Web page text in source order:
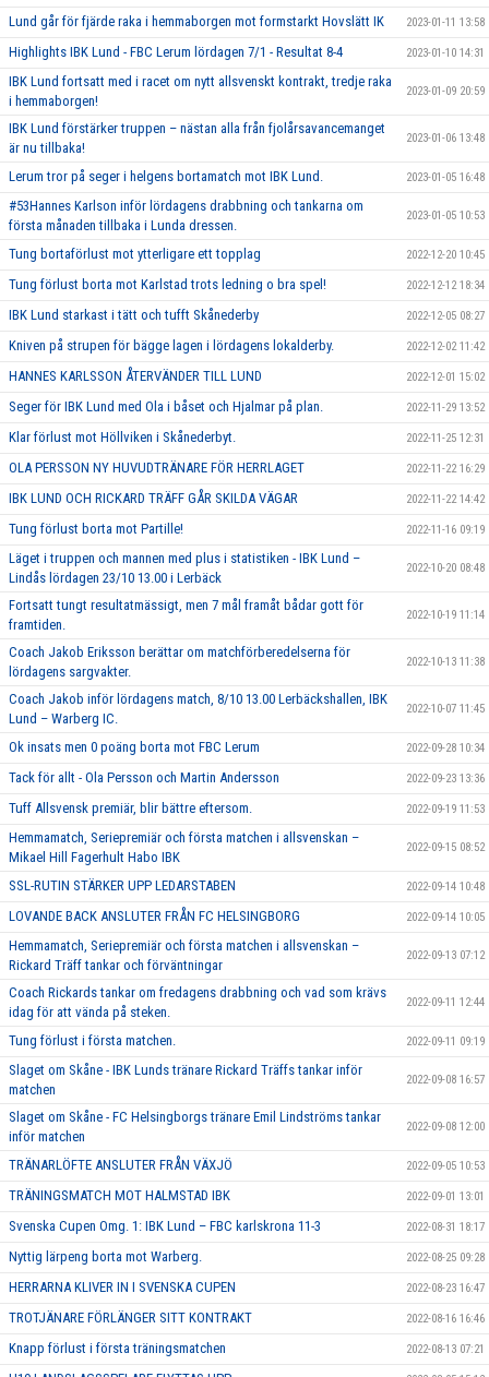
Lund går för fjärde raka i hemmaborgen mot formstarkt Hovslätt IK 2023-01-11 13:58
Highlights IBK Lund - FBC Lerum lördagen 7/1 - Resultat 8-4 2023-01-10 14:31
IBK Lund fortsatt med i racet om nytt allsvenskt kontrakt, tredje raka
i hemmaborgen!
2023-01-09 20:59
IBK Lund förstärker truppen – nästan alla från fjolårsavancemanget
är nu tillbaka!
2023-01-06 13:48
Lerum tror på seger i helgens bortamatch mot IBK Lund. 2023-01-05 16:48
#53Hannes Karlson inför lördagens drabbning och tankarna om
första månaden tillbaka i Lunda dressen.
2023-01-05 10:53
Tung bortaförlust mot ytterligare ett topplag 2022-12-20 10:45
Tung förlust borta mot Karlstad trots ledning o bra spel! 2022-12-12 18:34
IBK Lund starkast i tätt och tufft Skånederby 2022-12-05 08:27
Kniven på strupen för bägge lagen i lördagens lokalderby. 2022-12-02 11:42
HANNES KARLSSON ÅTERVÄNDER TILL LUND 2022-12-01 15:02
Seger för IBK Lund med Ola i båset och Hjalmar på plan. 2022-11-29 13:52
Klar förlust mot Höllviken i Skånederbyt. 2022-11-25 12:31
OLA PERSSON NY HUVUDTRÄNARE FÖR HERRLAGET 2022-11-22 16:29
IBK LUND OCH RICKARD TRÄFF GÅR SKILDA VÄGAR 2022-11-22 14:42
Tung förlust borta mot Partille! 2022-11-16 09:19
Läget i truppen och mannen med plus i statistiken - IBK Lund –
Lindås lördagen 23/10 13.00 i Lerbäck
2022-10-20 08:48
Fortsatt tungt resultatmässigt, men 7 mål framåt bådar gott för
framtiden.
2022-10-19 11:14
Coach Jakob Eriksson berättar om matchförberedelserna för
lördagens sargvakter.
2022-10-13 11:38
Coach Jakob inför lördagens match, 8/10 13.00 Lerbäckshallen, IBK
Lund – Warberg IC.
2022-10-07 11:45
Ok insats men 0 poäng borta mot FBC Lerum 2022-09-28 10:34
Tack för allt - Ola Persson och Martin Andersson 2022-09-23 13:36
Tuff Allsvensk premiär, blir bättre eftersom. 2022-09-19 11:53
Hemmamatch, Seriepremiär och första matchen i allsvenskan –
Mikael Hill Fagerhult Habo IBK
2022-09-15 08:52
SSL-RUTIN STÄRKER UPP LEDARSTABEN 2022-09-14 10:48
LOVANDE BACK ANSLUTER FRÅN FC HELSINGBORG 2022-09-14 10:05
Hemmamatch, Seriepremiär och första matchen i allsvenskan –
Rickard Träff tankar och förväntningar
2022-09-13 07:12
Coach Rickards tankar om fredagens drabbning och vad som krävs
idag för att vända på steken.
2022-09-11 12:44
Tung förlust i första matchen. 2022-09-11 09:19
Slaget om Skåne - IBK Lunds tränare Rickard Träffs tankar inför
matchen
2022-09-08 16:57
Slaget om Skåne - FC Helsingborgs tränare Emil Lindströms tankar
inför matchen
2022-09-08 12:00
TRÄNARLÖFTE ANSLUTER FRÅN VÄXJÖ 2022-09-05 10:53
TRÄNINGSMATCH MOT HALMSTAD IBK 2022-09-01 13:01
Svenska Cupen Omg. 1: IBK Lund – FBC karlskrona 11-3 2022-08-31 18:17
Nyttig lärpeng borta mot Warberg. 2022-08-25 09:28
HERRARNA KLIVER IN I SVENSKA CUPEN 2022-08-23 16:47
TROTJÄNARE FÖRLÄNGER SITT KONTRAKT 2022-08-16 16:46
Knapp förlust i första träningsmatchen 2022-08-13 07:21